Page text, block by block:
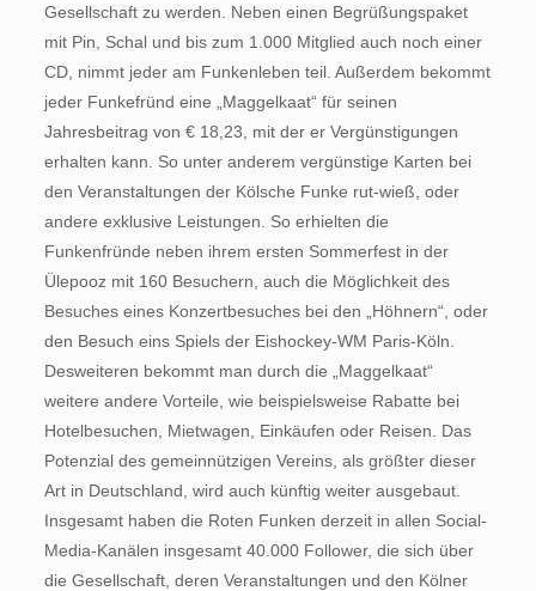
Gesellschaft zu werden. Neben einen Begrüßungspaket
mit Pin, Schal und bis zum 1.000 Mitglied auch noch einer
CD, nimmt jeder am Funkenleben teil. Außerdem bekommt
jeder Funkefründ eine „Maggelkaat“ für seinen
Jahresbeitrag von € 18,23, mit der er Vergünstigungen
erhalten kann. So unter anderem vergünstige Karten bei
den Veranstaltungen der Kölsche Funke rut-wieß, oder
andere exklusive Leistungen. So erhielten die
Funkenfründe neben ihrem ersten Sommerfest in der
Ülepooz mit 160 Besuchern, auch die Möglichkeit des
Besuches eines Konzertbesuches bei den „Höhnern“, oder
den Besuch eins Spiels der Eishockey-WM Paris-Köln.
Desweiteren bekommt man durch die „Maggelkaat“
weitere andere Vorteile, wie beispielsweise Rabatte bei
Hotelbesuchen, Mietwagen, Einkäufen oder Reisen. Das
Potenzial des gemeinnützigen Vereins, als größter dieser
Art in Deutschland, wird auch künftig weiter ausgebaut.
Insgesamt haben die Roten Funken derzeit in allen Social-
Media-Kanälen insgesamt 40.000 Follower, die sich über
die Gesellschaft, deren Veranstaltungen und den Kölner